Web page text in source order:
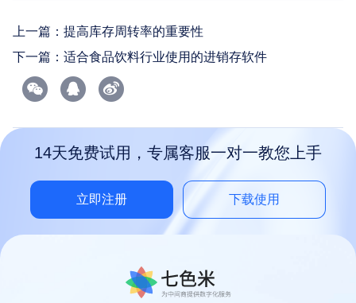
上一篇： 提高库存周转率的重要性
下一篇： 适合食品饮料行业使用的进销存软件
14天免费试用，专属客服一对一教您上手
立即注册 下载使用